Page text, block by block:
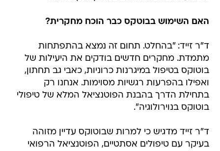
האם השימוש בבוטקס כבר הוכח מחקרית?
ד"ר זייד: "בהחלט. תחום זה נמצא בהתפתחות
מתמדת. מחקרים חדשים בודקים את היעילות של
בוטוקס בטיפול במיגרנות כרוניות, כאבי גב תחתון,
ואפילו בהפרעות רגשיות מסוימות. אנחנו רק
בתחילת הדרך בהבנת הפוטנציאל המלא של טיפולי
בוטוקס בנוירולוגיה".
ד"ר זייד מדגיש כי למרות שבוטוקס עדיין מזוהה
בעיקר עם טיפולים אסתטיים, הפוטנציאל הרפואי